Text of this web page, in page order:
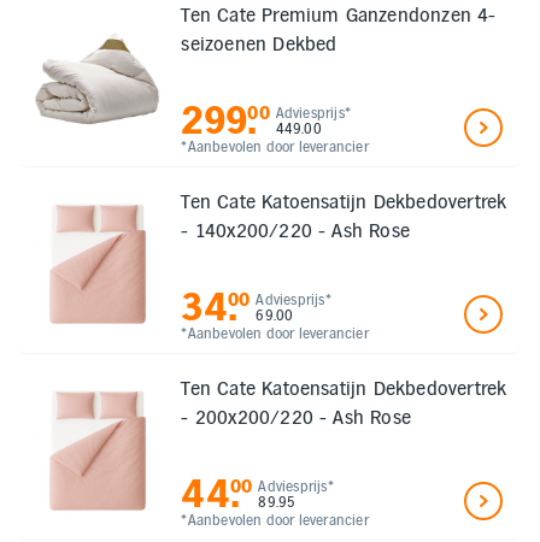
Ten Cate Premium Ganzendonzen 4-
seizoenen Dekbed
Adviesprijs*
449.00
*Aanbevolen door leverancier
299.
00
Ten Cate Katoensatijn Dekbedovertrek
- 140x200/220 - Ash Rose
Adviesprijs*
69.00
*Aanbevolen door leverancier
34.
00
Ten Cate Katoensatijn Dekbedovertrek
- 200x200/220 - Ash Rose
Adviesprijs*
89.95
*Aanbevolen door leverancier
44.
00